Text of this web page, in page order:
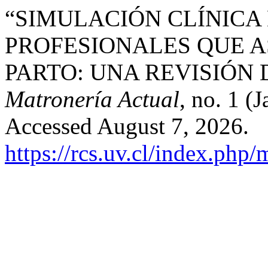
“SIMULACIÓN
PROFESIONALES QUE
PARTO: UNA REVISIÓN
Matronería Actual, no. 1
Accessed August 7, 2026.
https://rcs.uv.cl/index.php/